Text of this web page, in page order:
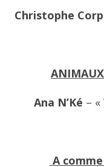
Christophe Corp
Ana N’Ké –
A